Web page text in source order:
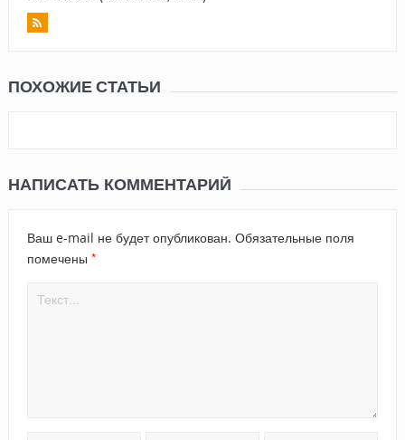
ПОХОЖИЕ СТАТЬИ
НАПИСАТЬ КОММЕНТАРИЙ
Ваш e-mail не будет опубликован. Обязательные поля
помечены *